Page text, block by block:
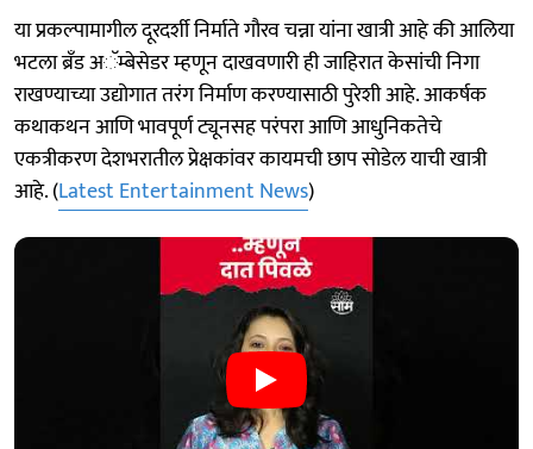
या प्रकल्पामागील दूरदर्शी निर्माते गौरव चन्ना यांना खात्री आहे की आलिया
भटला ब्रँड अॅम्बेसेडर म्हणून दाखवणारी ही जाहिरात केसांची निगा
राखण्याच्या उद्योगात तरंग निर्माण करण्यासाठी पुरेशी आहे. आकर्षक
कथाकथन आणि भावपूर्ण ट्यूनसह परंपरा आणि आधुनिकतेचे
एकत्रीकरण देशभरातील प्रेक्षकांवर कायमची छाप सोडेल याची खात्री
आहे. (Latest Entertainment News)